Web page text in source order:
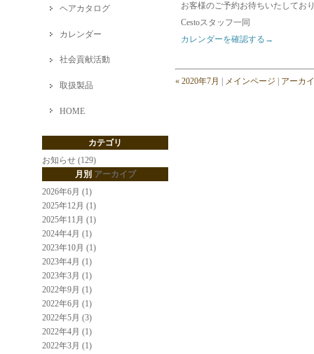
お客様のご予約お待ちいたしてお
Cestoスタッフ一同
カレンダーを確認する→
« 2020年7月 メインページ アーカ
ヘアカタログ
カレンダー
社会貢献活動
取扱製品
HOME
カテゴリ
お知らせ (129)
月別 アーカイブ
2026年6月 (1)
2025年12月 (1)
2025年11月 (1)
2024年4月 (1)
2023年10月 (1)
2023年4月 (1)
2023年3月 (1)
2022年9月 (1)
2022年6月 (1)
2022年5月 (3)
2022年4月 (1)
2022年3月 (1)